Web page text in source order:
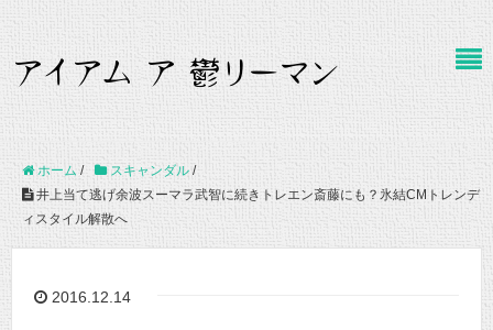
ホーム / スキャンダル /
井上当て逃げ余波スーマラ武智に続きトレエン斎藤にも？氷結CMトレンデ
ィスタイル解散へ
2016.12.14